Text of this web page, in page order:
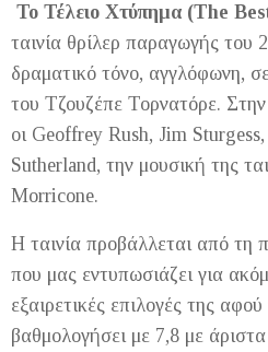
Το Τέλειο Χτύπημα (The
ταινία θρίλερ παραγωγής του
δραματικό τόνο, αγγλόφωνη,
του Τζουζέπε Τορνατόρε.
οι Geoffrey Rush, Jim
Sutherland, την μουσική της
Morricone.
Η ταινία προβάλλεται από
που μας εντυπωσιάζει για
εξαιρετικές επιλογές της
βαθμολογήσει με 7,8 με